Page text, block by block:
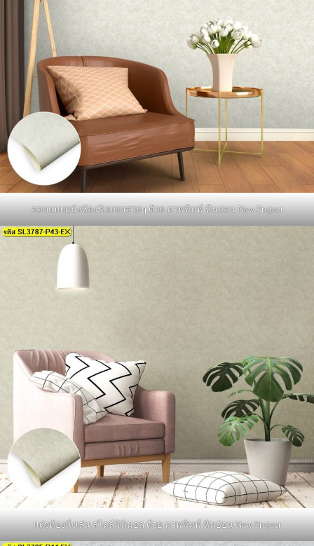
ออกแบบผนังห้องรับแขกสวยๆ ด้วย ภาพพิมพ์ หินอ่อน New Project
แต่งห้องนั่งเล่น สไตล์มินิมอล ด้วย ภาพพิมพ์ หินอ่อน New Project